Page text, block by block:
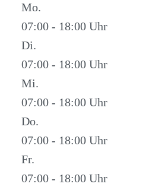
Mo.
07:00 - 18:00
Di.
07:00 - 18:00
Mi.
07:00 - 18:00
Do.
07:00 - 18:00
Fr.
07:00 - 18:00